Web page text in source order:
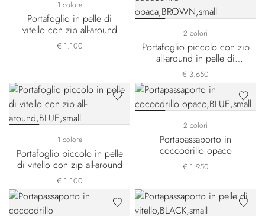
1 colore
Portafoglio in pelle di
vitello con zip all-around
€ 1.100
2 colori
Portafoglio piccolo con zip
all-around in pelle di
coccodrillo opaca
€ 3.650
1 colore
Portafoglio piccolo in pelle
di vitello con zip all-around
€ 1.100
2 colori
Portapassaporto in
coccodrillo opaco
€ 1.950